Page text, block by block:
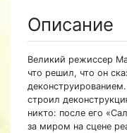
Описание
Великий режиссер
что решил, что он
строил
никто: после его
за миром на сцене